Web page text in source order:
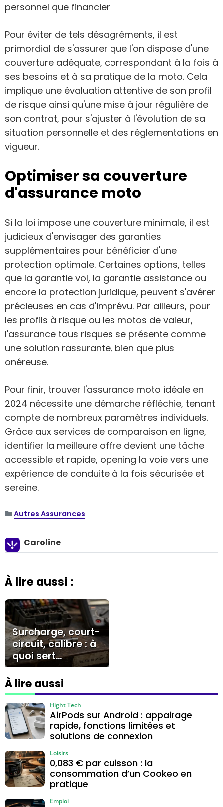
personnel que financier.
Pour éviter de tels désagréments, il est
primordial de s'assurer que l'on dispose d'une
couverture adéquate, correspondant à la fois à
ses besoins et à sa pratique de la moto. Cela
implique une évaluation attentive de son profil
de risque ainsi qu'une mise à jour régulière de
son contrat, pour s'ajuster à l'évolution de sa
situation personnelle et des réglementations en
vigueur.
Optimiser sa couverture
d'assurance moto
Si la loi impose une couverture minimale, il est
judicieux d'envisager des garanties
supplémentaires pour bénéficier d'une
protection optimale. Certaines options, telles
que la garantie vol, la garantie assistance ou
encore la protection juridique, peuvent s'avérer
précieuses en cas d'imprévu. Par ailleurs, pour
les profils à risque ou les motos de valeur,
l'assurance tous risques se présente comme
une solution rassurante, bien que plus
onéreuse.
Pour finir, trouver l'assurance moto idéale en
2024 nécessite une démarche réfléchie, tenant
compte de nombreux paramètres individuels.
Grâce aux services de comparaison en ligne,
identifier la meilleure offre devient une tâche
accessible et rapide, opening la voie vers une
expérience de conduite à la fois sécurisée et
sereine.
Autres Assurances
Caroline
À lire aussi :
Surcharge, court-
circuit, calibre : à
quoi sert
vraiment un
fusible ?
À lire aussi
AirPods sur Android : appairage
rapide, fonctions limitées et
solutions de connexion
Hight Tech
0,083 € par cuisson : la
consommation d’un Cookeo en
pratique
Loisirs
Emploi